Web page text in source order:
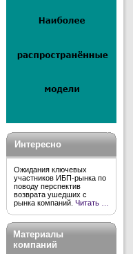
Интересно
Ожидания ключевых
участников ИБП-рынка по
поводу перспектив
возврата ушедших с
рынка компаний. Читать …
Материалы
компаний